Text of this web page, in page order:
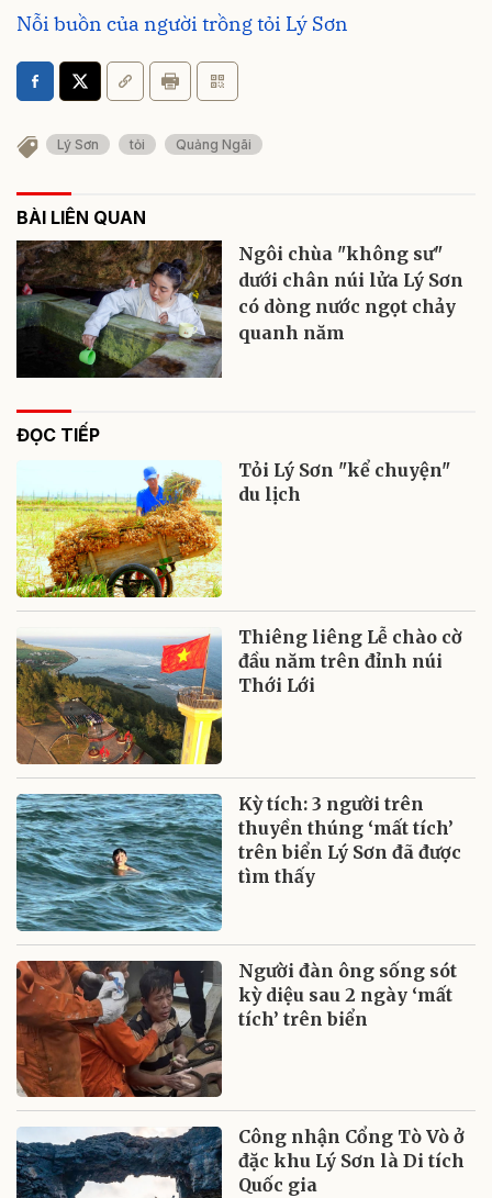
Nỗi buồn của người trồng tỏi Lý Sơn
Lý Sơn tỏi Quảng Ngãi
BÀI LIÊN QUAN
Ngôi chùa "không sư"
dưới chân núi lửa Lý Sơn
có dòng nước ngọt chảy
quanh năm
ĐỌC TIẾP
Tỏi Lý Sơn "kể chuyện"
du lịch
Thiêng liêng Lễ chào cờ
đầu năm trên đỉnh núi
Thới Lới
Kỳ tích: 3 người trên
thuyền thúng ‘mất tích’
trên biển Lý Sơn đã được
tìm thấy
Người đàn ông sống sót
kỳ diệu sau 2 ngày ‘mất
tích’ trên biển
Công nhận Cổng Tò Vò ở
đặc khu Lý Sơn là Di tích
Quốc gia